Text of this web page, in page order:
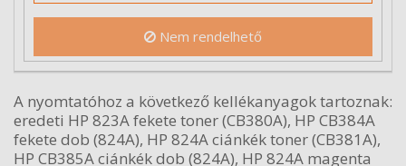
Nem rendelhető
A nyomtatóhoz a következő kellékanyagok tartoznak:
eredeti HP 823A fekete toner (CB380A), HP CB384A
fekete dob (824A), HP 824A ciánkék toner (CB381A),
HP CB385A ciánkék dob (824A), HP 824A magenta